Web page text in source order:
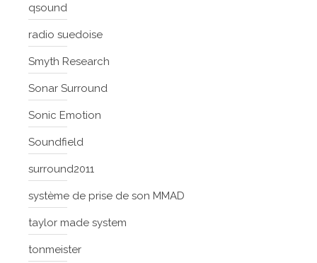
qsound
radio suedoise
Smyth Research
Sonar Surround
Sonic Emotion
Soundfield
surround2011
système de prise de son MMAD
taylor made system
tonmeister